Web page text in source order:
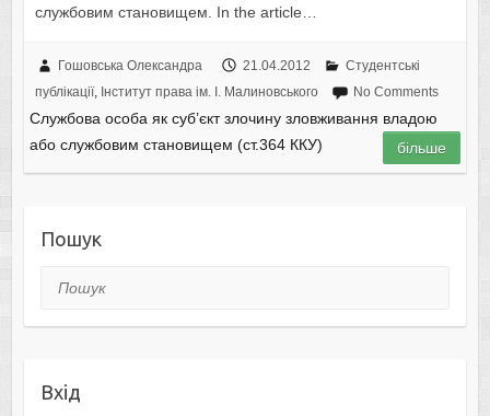
службовим становищем. In the article…
Гошовська Олександра 21.04.2012
Студентські
публікації, Інститут права ім. І. Малиновського No Comments
Службова особа як суб’єкт злочину зловживання владою
або службовим становищем (ст.364 ККУ)
більше
Пошук
Пошук
Вхід